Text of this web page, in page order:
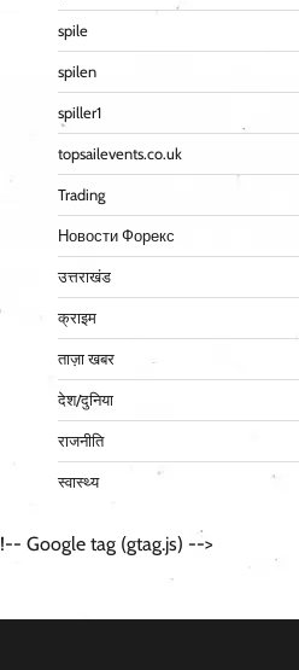
spile
spilen
spiller1
topsailevents.co.uk
Trading
Новости Форекс
उत्तराखंड
क्राइम
ताज़ा खबर
देश/दुनिया
राजनीति
स्वास्थ्य
!-- Google tag (gtag.js) -->